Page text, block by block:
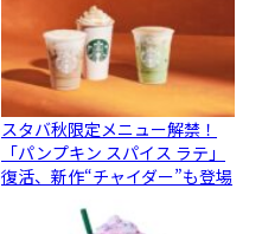
スタバ秋限定メニュー解禁！
「パンプキン スパイス ラテ」
復活、新作“チャイダー”も登場